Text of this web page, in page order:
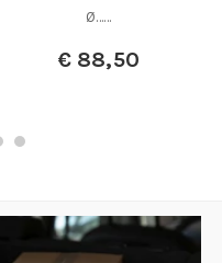
Ø……
€88,50